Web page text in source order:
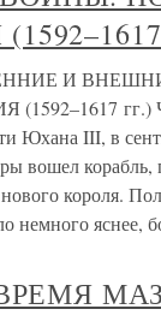
И
гг.)
Юхана III, в
вошел корабль,
короля.
немного яснее,